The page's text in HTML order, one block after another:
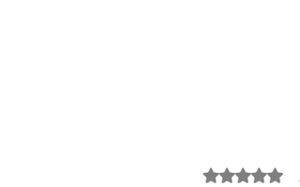
5つ星のうち0と